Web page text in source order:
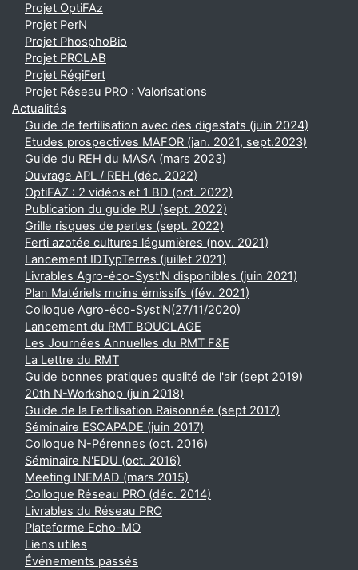
Projet OptiFAz
Projet PerN
Projet PhosphoBio
Projet PROLAB
Projet RégiFert
Projet Réseau PRO : Valorisations
Actualités
Guide de fertilisation avec des digestats (juin 2024)
Etudes prospectives MAFOR (jan. 2021, sept.2023)
Guide du REH du MASA (mars 2023)
Ouvrage APL / REH (déc. 2022)
OptiFAZ : 2 vidéos et 1 BD (oct. 2022)
Publication du guide RU (sept. 2022)
Grille risques de pertes (sept. 2022)
Ferti azotée cultures légumières (nov. 2021)
Lancement IDTypTerres (juillet 2021)
Livrables Agro-éco-Syst'N disponibles (juin 2021)
Plan Matériels moins émissifs (fév. 2021)
Colloque Agro-éco-Syst'N(27/11/2020)
Lancement du RMT BOUCLAGE
Les Journées Annuelles du RMT F&E
La Lettre du RMT
Guide bonnes pratiques qualité de l'air (sept 2019)
20th N-Workshop (juin 2018)
Guide de la Fertilisation Raisonnée (sept 2017)
Séminaire ESCAPADE (juin 2017)
Colloque N-Pérennes (oct. 2016)
Séminaire N'EDU (oct. 2016)
Meeting INEMAD (mars 2015)
Colloque Réseau PRO (déc. 2014)
Livrables du Réseau PRO
Plateforme Echo-MO
Liens utiles
Événements passés